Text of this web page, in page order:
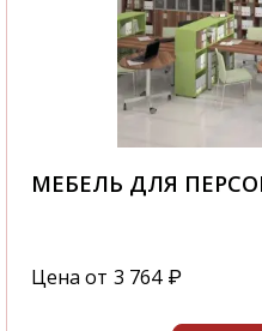
МЕБЕЛЬ ДЛЯ
Цена от 3 764 ₽